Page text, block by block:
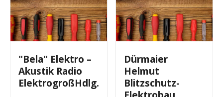
"Bela" Elektro –
Akustik Radio
ElektrogroßHdlg.
Dürmaier
Helmut
Blitzschutz-